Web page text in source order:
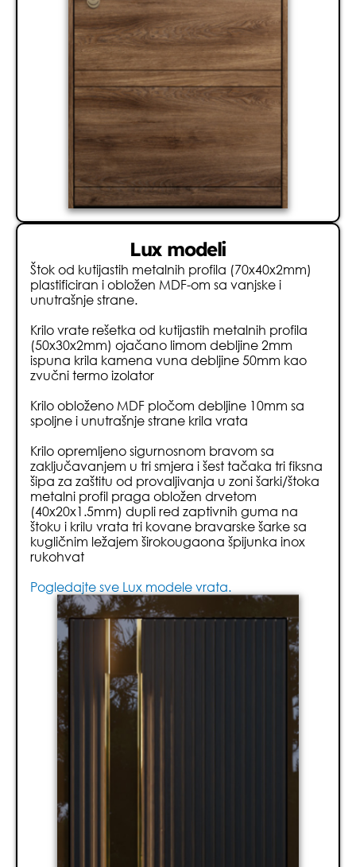
Lux modeli
Štok od kutijastih metalnih profila (70x40x2mm)
plastificiran i obložen MDF-om sa vanjske i
unutrašnje strane.
Krilo vrate rešetka od kutijastih metalnih profila
(50x30x2mm) ojačano limom debljine 2mm
ispuna krila kamena vuna debljine 50mm kao
zvučni termo izolator
Krilo obloženo MDF pločom debljine 10mm sa
spoljne i unutrašnje strane krila vrata
Krilo opremljeno sigurnosnom bravom sa
zaključavanjem u tri smjera i šest tačaka tri fiksna
šipa za zaštitu od provaljivanja u zoni šarki/štoka
metalni profil praga obložen drvetom
(40x20x1.5mm) dupli red zaptivnih guma na
štoku i krilu vrata tri kovane bravarske šarke sa
kugličnim ležajem širokougaona špijunka inox
rukohvat
Pogledajte sve Lux modele vrata.